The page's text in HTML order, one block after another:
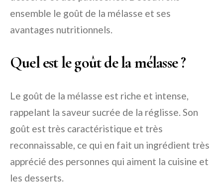
ensemble le goût de la mélasse et ses
avantages nutritionnels.
Quel est le goût de la mélasse ?
Le goût de la mélasse est riche et intense,
rappelant la saveur sucrée de la réglisse. Son
goût est très caractéristique et très
reconnaissable, ce qui en fait un ingrédient très
apprécié des personnes qui aiment la cuisine et
les desserts.